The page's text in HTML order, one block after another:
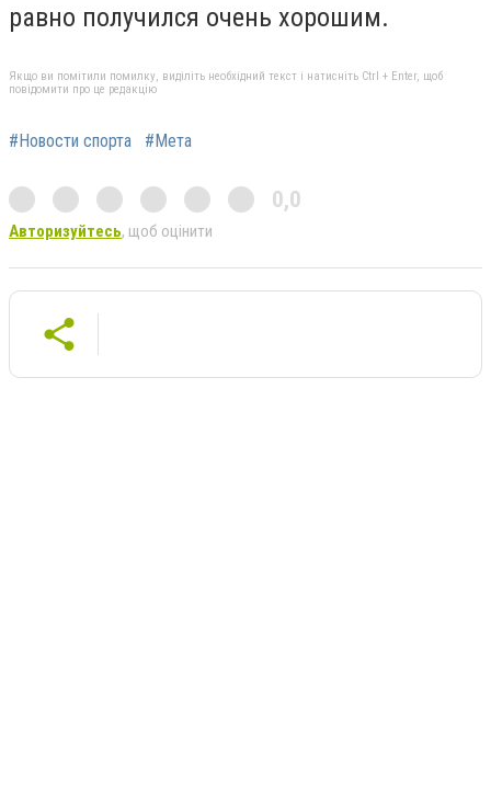
равно получился очень хорошим.
Якщо ви помітили помилку, виділіть необхідний текст і натисніть Ctrl + Enter, щоб
повідомити про це редакцію
#Новости спорта #Мета
0,0
Авторизуйтесь, щоб оцінити